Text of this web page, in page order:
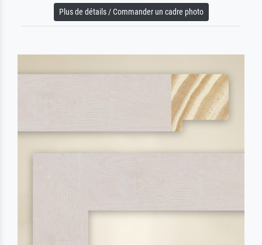
Plus de détails / Commander un cadre photo